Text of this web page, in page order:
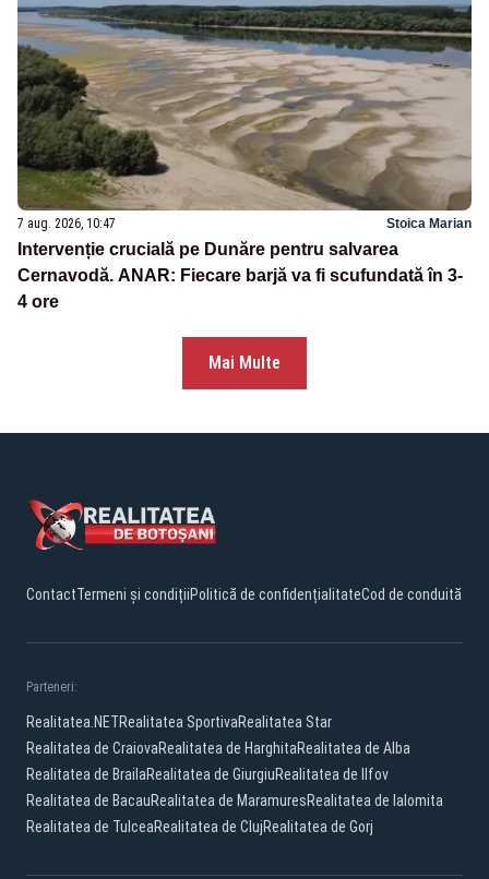
7 aug. 2026, 10:47 Stoica Marian
Intervenție crucială pe Dunăre pentru salvarea
Cernavodă. ANAR: Fiecare barjă va fi scufundată în 3-
4 ore
Mai Multe
ContactTermeni și condițiiPolitică de confidențialitateCod de conduită
Parteneri:
Realitatea.NETRealitatea SportivaRealitatea Star
Realitatea de CraiovaRealitatea de HarghitaRealitatea de Alba
Realitatea de BrailaRealitatea de GiurgiuRealitatea de Ilfov
Realitatea de BacauRealitatea de MaramuresRealitatea de Ialomita
Realitatea de TulceaRealitatea de ClujRealitatea de Gorj